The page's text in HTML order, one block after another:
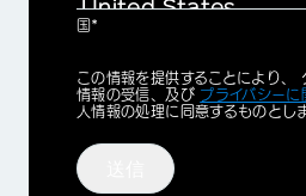
国*
Privacy
Optin
この情報を提供することにより、
情報の受信、及び プライバシーに
人情報の処理に同意するものとし